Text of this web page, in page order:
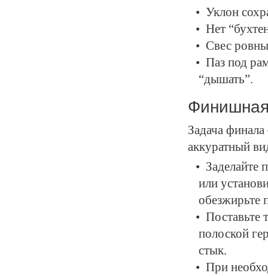
Уклон
Нет
Свес
Паз под
“дышать”.
Задача
аккуратный
Заделайте
или
обезжирьте
Поставьте
полоской
стык.
При